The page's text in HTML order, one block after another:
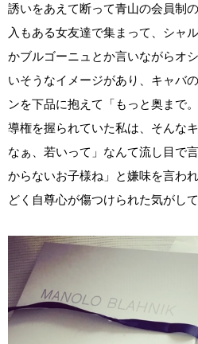
誘いをあえて断って青山の会員制
入もある女友達で集まって、シャ
かブルゴーニュとか言いながらオ
いそうなイメージがあり、キャバ
ンを下品に抱えて「もっと奥まで
導権を握られていた私は、そんな
なぁ、若いって」なんて流し目で
からないお子様ね」と嫌味を言わ
どく自尊心が傷つけられた気がして